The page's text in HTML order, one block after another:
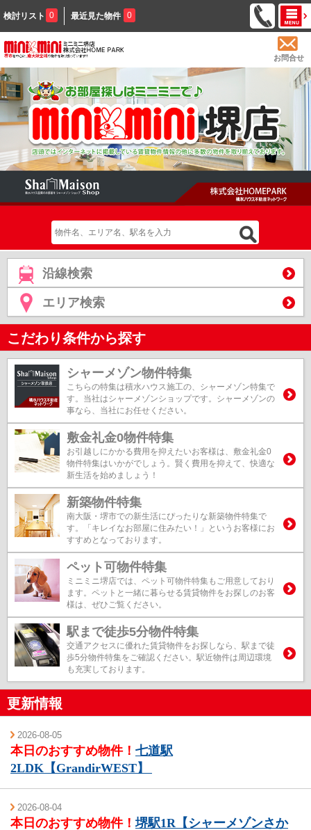
検討リスト 0 最近見た物件 0
お問合せ
沿線検索
エリア検索
こだわり条件から探す
シャーメゾン物件特集
こちらの特集は積水ハウス施工の、シャーメゾン特集で
す。当社はシャーメゾンショップです。シャーメゾンの
事なら、当社にお任せください。
敷金礼金0物件特集
お引越しにかかる費用を抑えたいお客様は、敷金礼金0
物件特集はいかがでしょう。賢く費用を抑えて、快適な
新生活を始めましょう！
新築物件特集
南大阪・堺市での新生活にぴったりな新築物件特集で
す。「キレイなお部屋に住みたい！」というお客様にお
すすめとなっております。
ペット可物件特集
ミニミニ堺店では、ペット可物件特集もご用意しており
ます。ペットと一緒に暮らせる賃貸物件をお探しのお客
様は、ぜひご覧ください。
駅まで徒歩5分物件特集
交通アクセスに優れた賃貸物件をお探しなら、駅まで徒
歩5分物件特集をご確認ください。駅近物件は周辺環境
も充実しております。
更新情報
2026-08-05
本日のおすすめ物件！ 七道駅
2LDK【GrandirWEST】
2026-08-04
本日のおすすめ物件！堺駅1R【シャーメゾンさか